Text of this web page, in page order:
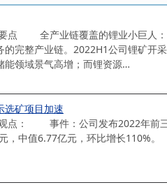
产业链覆盖的锂业小巨人：公
的完整产业链。2022H1公司锂矿
能领域景气高增；而锂资源…
选矿项目加速
事件：公司发布2022年前三季
元，中值6.77亿元，环比增长